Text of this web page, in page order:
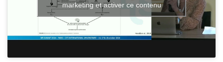
marketing et activer ce contenu